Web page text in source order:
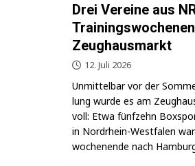
Drei Vereine aus
Zeughausmarkt
12. Juli 2026
Unmit­tel­bar vor der
lung wur­de es am
voll: Etwa fünf­zehn
in Nord­rhein-West­fa­len
wo­chen­en­de nach